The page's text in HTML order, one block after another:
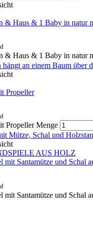
& Haus & 1 Baby in natur
& Haus & 1 Baby in natur
Propeller
Propeller Menge
AUS HOLZ
mit Santamütze und Schal
mit Santamütze und Schal